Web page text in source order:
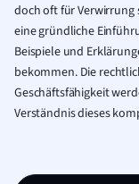
doch oft für Verwirrung
eine gründliche
Beispiele und
bekommen. Die
Geschäftsfähigkeit
Verständnis dieses